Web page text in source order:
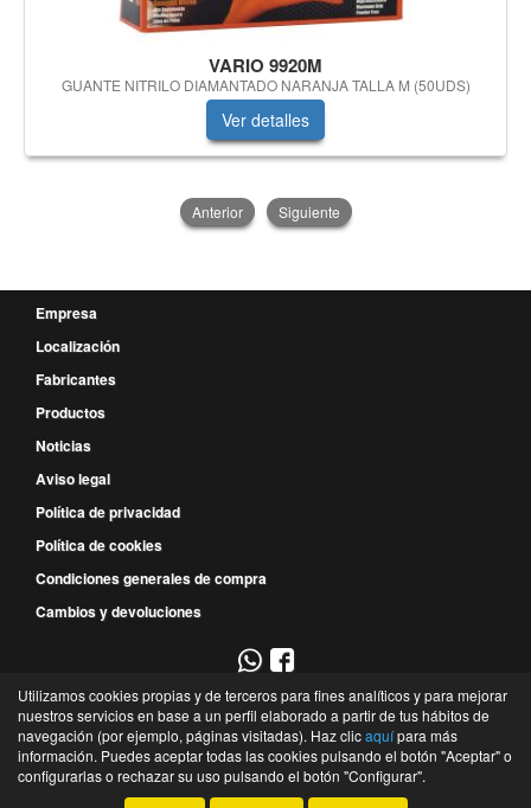
VARIO 9920M
GUANTE NITRILO DIAMANTADO NARANJA TALLA M (50UDS)
Ver detalles
Anterior Siguiente
Empresa
Localización
Fabricantes
Productos
Noticias
Aviso legal
Política de privacidad
Política de cookies
Condiciones generales de compra
Cambios y devoluciones
967 52 29 00
P.E. Campollano - Avda. 4ª, 9 - Nave 3B - 02007 - Albacete - Albacete - España
©Recambios Industriales de Albacete- 2026 -Tienda online de recambios de Gira
Utilizamos cookies propias y de terceros para fines analíticos y para mejorar
nuestros servicios en base a un perfil elaborado a partir de tus hábitos de
navegación (por ejemplo, páginas visitadas). Haz clicaquípara más
información. Puedes aceptar todas las cookies pulsando el botón "Aceptar" o
configurarlas o rechazar su uso pulsando el botón "Configurar".